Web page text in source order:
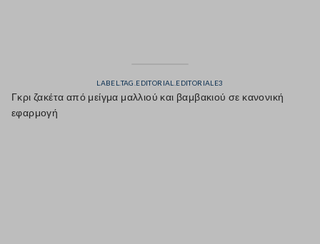
LABEL.TAG.EDITORIAL.EDITORIALE3
Γκρι ζακέτα από μείγμα μαλλιού και βαμβακιού σε κανονική
εφαρμογή